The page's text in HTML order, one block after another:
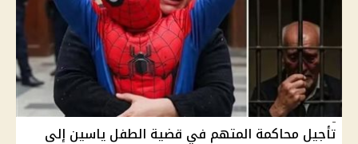
تأجيل محاكمة المتهم في قضية الطفل ياسين إلى